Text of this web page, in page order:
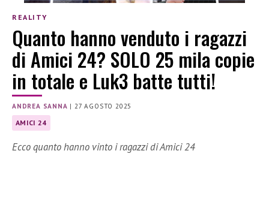
REALITY
Quanto hanno venduto i ragazzi
di Amici 24? SOLO 25 mila copie
in totale e Luk3 batte tutti!
ANDREA SANNA |27 AGOSTO 2025
AMICI 24
Ecco quanto hanno vinto i ragazzi di Amici 24